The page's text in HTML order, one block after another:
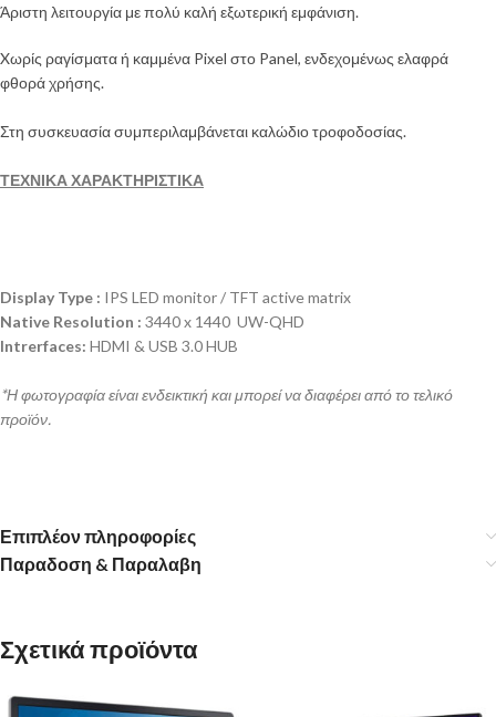
Άριστη λειτουργία με πολύ καλή εξωτερική εμφάνιση.
Xωρίς ραγίσματα ή καμμένα Pixel στο Panel, ενδεχομένως ελαφρά
φθορά χρήσης.
Στη συσκευασία συμπεριλαμβάνεται καλώδιο τροφοδοσίας.
ΤΕΧΝΙΚΑ ΧΑΡΑΚΤΗΡΙΣΤΙΚΑ
Display Type : IPS LED monitor / TFT active matrix
Native Resolution : 3440 x 1440 UW-QHD
Intrerfaces: HDMI & USB 3.0 HUB
*Η φωτογραφία είναι ενδεικτική και μπορεί να διαφέρει από το τελικό
προϊόν.
Επιπλέον πληροφορίες
Παραδοση & Παραλαβη
Σχετικά προϊόντα